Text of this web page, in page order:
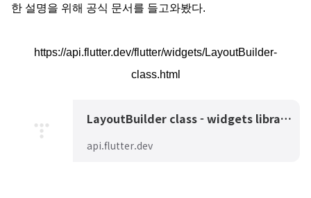
한 설명을 위해 공식 문서를 들고와봤다.
https://api.flutter.dev/flutter/widgets/LayoutBuilder-
class.html
LayoutBuilder class - widgets library - Dart API
api.flutter.dev